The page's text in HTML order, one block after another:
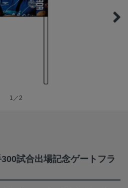
1／2
300試合出場記念ゲートフラ